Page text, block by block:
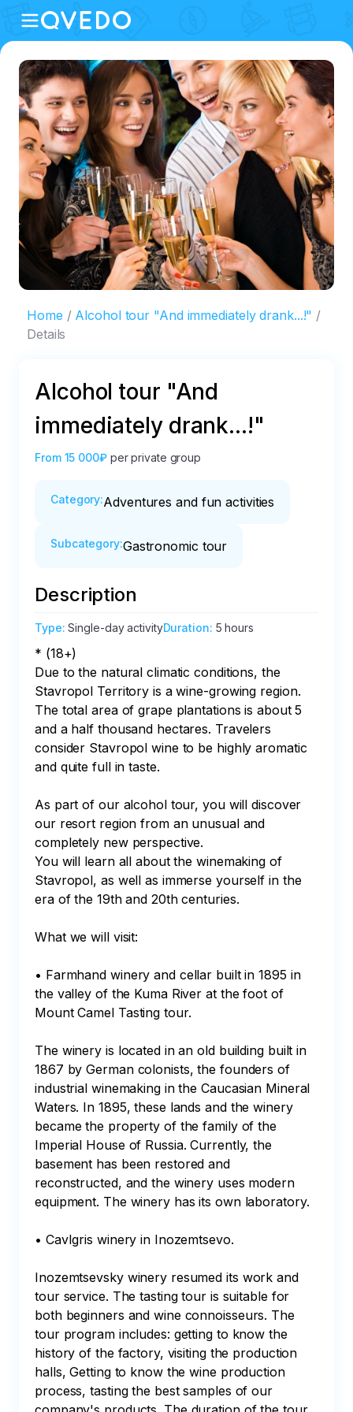
Home
Alcohol tour "And immediately drank...!"
Details
Alcohol tour "And
immediately drank...!"
From 15 000₽ per private group
Category:Adventures and fun activities
Subcategory:Gastronomic tour
Description
Type:Single-day activityDuration: 5 hours
* (18+)
Due to the natural climatic conditions, the
Stavropol Territory is a wine-growing region.
The total area of grape plantations is about 5
and a half thousand hectares. Travelers
consider Stavropol wine to be highly aromatic
and quite full in taste.
As part of our alcohol tour, you will discover
our resort region from an unusual and
completely new perspective.
You will learn all about the winemaking of
Stavropol, as well as immerse yourself in the
era of the 19th and 20th centuries.
What we will visit:
• Farmhand winery and cellar built in 1895 in
the valley of the Kuma River at the foot of
Mount Camel Tasting tour.
The winery is located in an old building built in
1867 by German colonists, the founders of
industrial winemaking in the Caucasian Mineral
Waters. In 1895, these lands and the winery
became the property of the family of the
Imperial House of Russia. Currently, the
basement has been restored and
reconstructed, and the winery uses modern
equipment. The winery has its own laboratory.
• CavIgris winery in Inozemtsevo.
Inozemtsevsky winery resumed its work and
tour service. The tasting tour is suitable for
both beginners and wine connoisseurs. The
tour program includes: getting to know the
history of the factory, visiting the production
halls, Getting to know the wine production
process, tasting the best samples of our